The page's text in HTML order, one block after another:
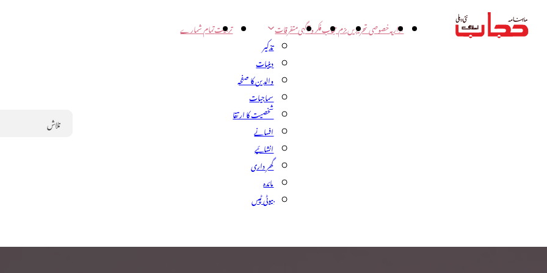
اداریہخصوصی تحریریںبزم حجابفکر و آگہیمتفرقات
تذکیر
دینیات
والدین کا صفحہ
سماجیات
شخصیت کا ارتقا
افسانے
انشائیے
گھر داری
مائدہ
بیوٹی ٹپس
تربیتتمام شمارے
Search